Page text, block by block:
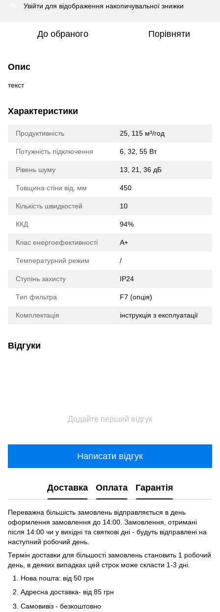
Увійти для відображення накопичувальної знижки
До обраного Порівняти
Опис
текст
Характеристики
Продуктивність 25, 115 м³/год
Потужність підключення 6, 32, 55 Вт
Рівень шуму 13, 21, 36 дБ
Товщина стіни від, мм 450
Кількість швидкостей 10
ККД 94%
Клас енергоефективності A+
Температурний режим /
Ступінь захисту IP24
Тип фильтра F7 (опція)
Комплектація інструкція з експлуатації
Відгуки
Додайте перший відгук
Написати відгук
Доставка Оплата Гарантія
Переважна більшість замовлень відправляється в день
оформлення замовлення до 14:00. Замовлення, отримані
після 14:00 чи у вихідні та святкові дні - будуть відправлені на
наступний робочий день.
Термін доставки для більшості замовлень становить 1 робочий
день, в деяких випадках цей строк може скласти 1-3 дні.
Нова пошта: від 50 грн
Адресна доставка- від 85 грн
Самовивіз - безкоштовно